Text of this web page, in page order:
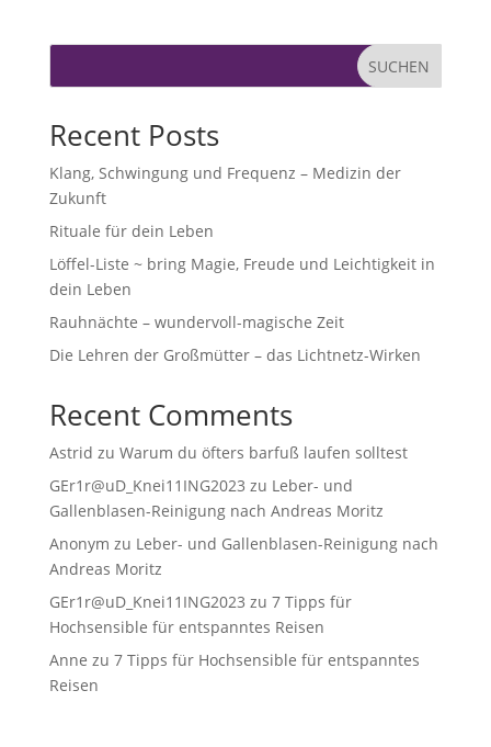
SUCHEN
Recent Posts
Klang, Schwingung und Frequenz – Medizin der
Zukunft
Rituale für dein Leben
Löffel-Liste ~ bring Magie, Freude und Leichtigkeit in
dein Leben
Rauhnächte – wundervoll-magische Zeit
Die Lehren der Großmütter – das Lichtnetz-Wirken
Recent Comments
Astrid zu Warum du öfters barfuß laufen solltest
GEr1r@uD_Knei11ING2023 zu Leber- und
Gallenblasen-Reinigung nach Andreas Moritz
Anonym zu Leber- und Gallenblasen-Reinigung nach
Andreas Moritz
GEr1r@uD_Knei11ING2023 zu 7 Tipps für
Hochsensible für entspanntes Reisen
Anne zu 7 Tipps für Hochsensible für entspanntes
Reisen